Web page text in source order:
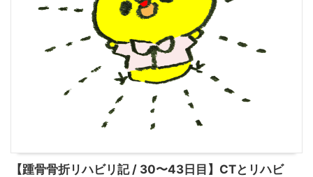
【踵骨骨折リハビリ記 / 30〜43日目】CTとリハビ